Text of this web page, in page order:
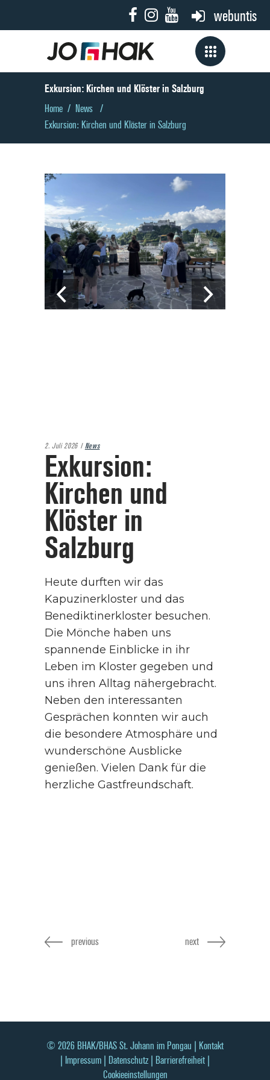
webuntis
Exkursion: Kirchen und Klöster in Salzburg
Home / News /
Exkursion: Kirchen und Klöster in Salzburg
2. Juli 2026 News
Exkursion:
Kirchen und
Klöster in
Salzburg
Heute durften wir das
Kapuzinerkloster und das
Benediktinerkloster besuchen.
Die Mönche haben uns
spannende Einblicke in ihr
Leben im Kloster gegeben und
uns ihren Alltag nähergebracht.
Neben den interessanten
Gesprächen konnten wir auch
die besondere Atmosphäre und
wunderschöne Ausblicke
genießen. Vielen Dank für die
herzliche Gastfreundschaft.
previous next
© 2026 BHAK/BHAS St. Johann im Pongau | Kontakt
Impressum Datenschutz Barrierefreiheit
Cookieeinstellungen